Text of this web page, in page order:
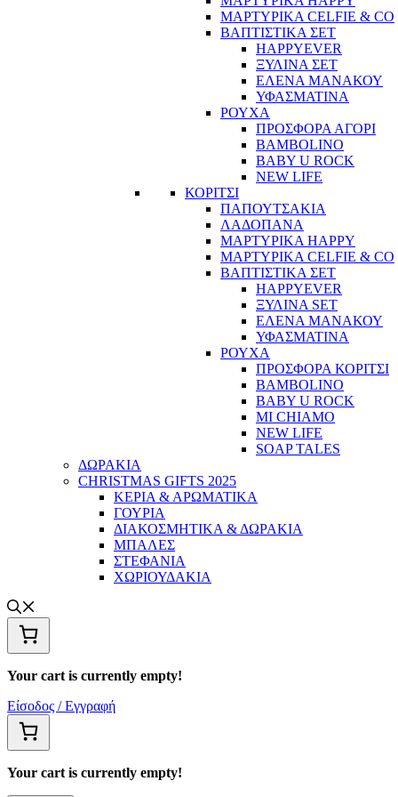
ΜΑΡΤΥΡΙΚΑ CELFIE & CO
ΒΑΠΤΙΣΤΙΚΑ ΣΕΤ
HAPPYEVER
ΞΥΛΙΝΑ ΣΕΤ
ΕΛΕΝΑ ΜΑΝΑΚΟΥ
ΥΦΑΣΜΑΤΙΝΑ
ΡΟΥΧΑ
ΠΡΟΣΦΟΡΑ ΑΓΟΡΙ
BAMBOLINO
BABY U ROCK
NEW LIFE
ΚΟΡΙΤΣΙ
ΠΑΠΟΥΤΣΑΚΙΑ
ΛΑΔΟΠΑΝΑ
ΜΑΡΤΥΡΙΚΑ HAPPY
ΜΑΡΤΥΡΙΚΑ CELFIE & CO
ΒΑΠΤΙΣΤΙΚΑ ΣΕΤ
HAPPYEVER
ΞΥΛΙΝΑ SET
ΕΛΕΝΑ ΜΑΝΑΚΟΥ
ΥΦΑΣΜΑΤΙΝΑ
ΡΟΥΧΑ
ΠΡΟΣΦΟΡΑ ΚΟΡΙΤΣΙ
BAMBOLINO
BABY U ROCK
MI CHIAMO
NEW LIFE
SOAP TALES
ΔΩΡΑΚΙΑ
CHRISTMAS GIFTS 2025
ΚΕΡΙΑ & ΑΡΩΜΑΤΙΚΑ
ΓΟΥΡΙΑ
ΔΙΑΚΟΣΜΗΤΙΚΑ & ΔΩΡΑΚΙΑ
ΜΠΑΛΕΣ
ΣΤΕΦΑΝΙΑ
ΧΩΡΙΟΥΔΑΚΙΑ
Your cart is currently empty!
Είσοδος / Εγγραφή
Your cart is currently empty!